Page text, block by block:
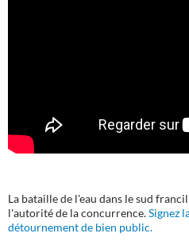
La bataille de l'eau dans le sud
l'autorité de la concurrence.Signez
détournement de bien public.